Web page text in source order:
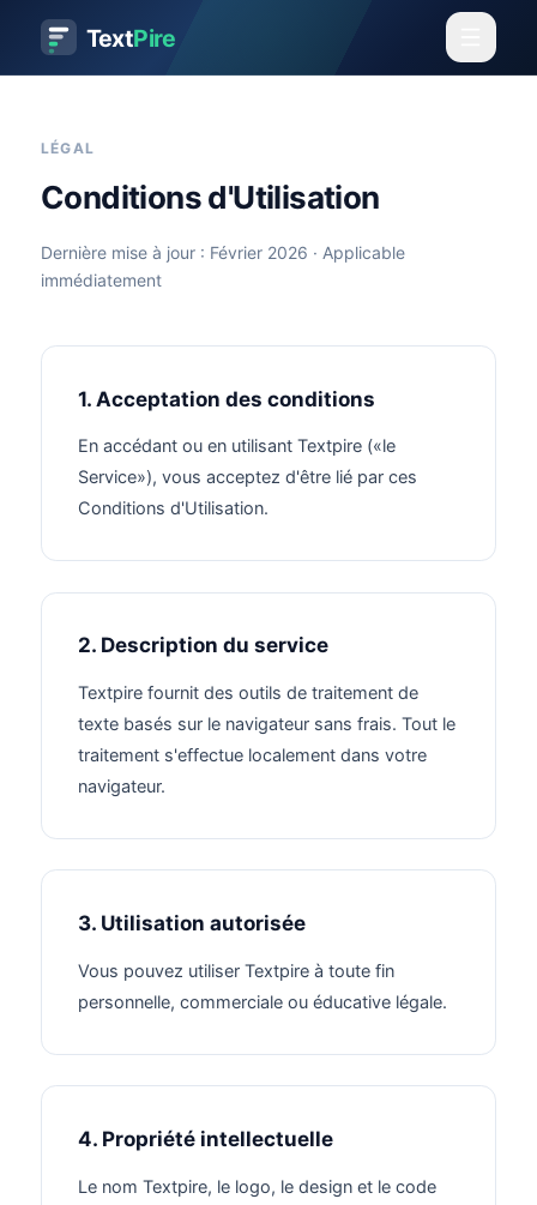
TextPire
LÉGAL
Conditions d'Utilisation
Dernière mise à jour : Février 2026 · Applicable
immédiatement
1. Acceptation des conditions
En accédant ou en utilisant Textpire («le
Service»), vous acceptez d'être lié par ces
Conditions d'Utilisation.
2. Description du service
Textpire fournit des outils de traitement de
texte basés sur le navigateur sans frais. Tout le
traitement s'effectue localement dans votre
navigateur.
3. Utilisation autorisée
Vous pouvez utiliser Textpire à toute fin
personnelle, commerciale ou éducative légale.
4. Propriété intellectuelle
Le nom Textpire, le logo, le design et le code